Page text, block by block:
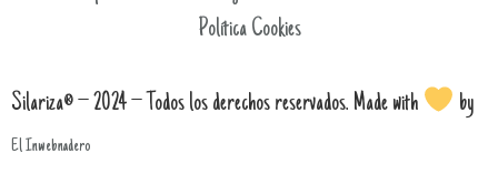
Política Cookies
Silariza® – 2024 – Todos los derechos reservados. Made with by
El Inwebnadero